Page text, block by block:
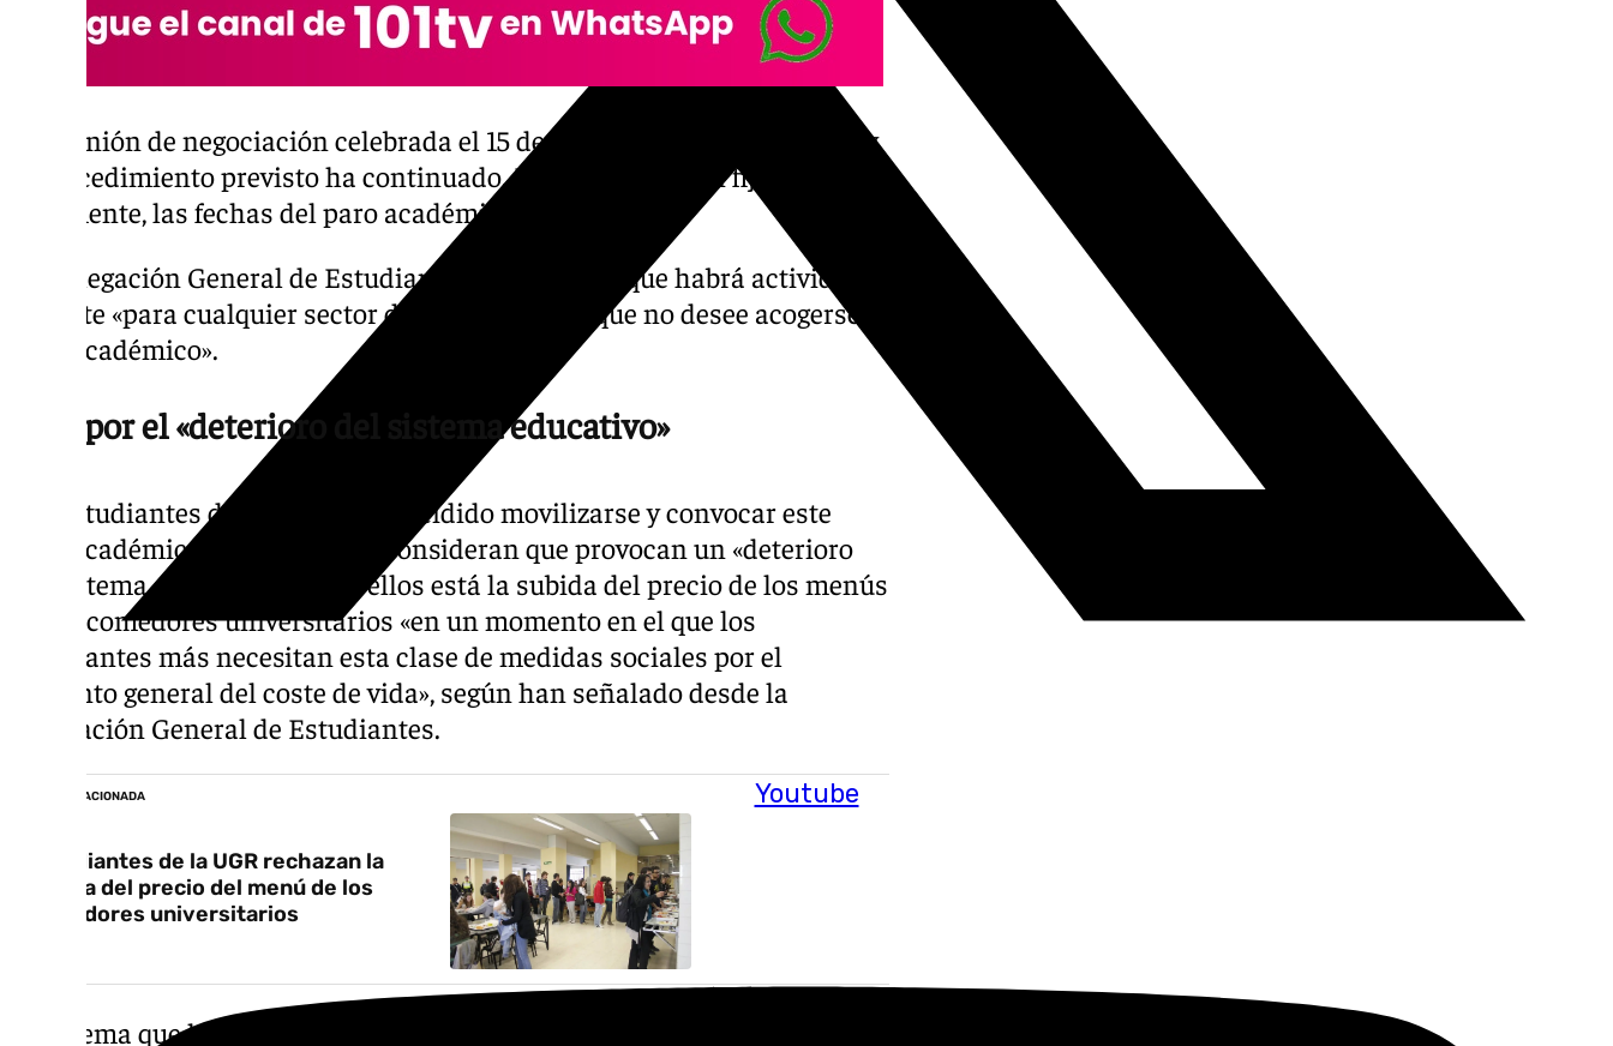
Youtube
La reunión de negociación celebrada el 15 de mayo finalizó sin acuerdo y
el procedimiento previsto ha continuado. Este lunes se han fijado,
finalmente, las fechas del paro académico.
La Delegación General de Estudiantes ha aclarado que habrá actividad
docente «para cualquier sector del estudiantado que no desee acogerse al
paro académico».
Paro por el «deterioro del sistema educativo»
Los estudiantes de la UGR han decidido movilizarse y convocar este
paro académico por temas que consideran que provocan un «deterioro
del sistema educativo». Entre ellos está la subida del precio de los menús
de los comedores universitarios «en un momento en el que los
estudiantes más necesitan esta clase de medidas sociales por el
aumento general del coste de vida», según han señalado desde la
Delegación General de Estudiantes.
NOTICIA RELACIONADA
Estudiantes de la UGR rechazan la
subida del precio del menú de los
comedores universitarios
Otra tema que ha afectado a los estudiantes tiene que ver con el